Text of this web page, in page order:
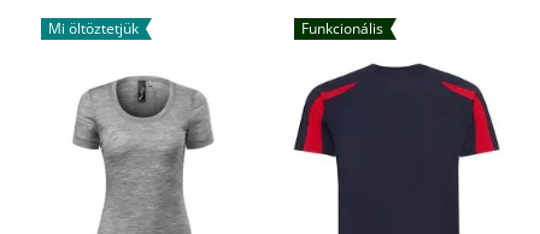
Mi öltöztetjük Funkcionális